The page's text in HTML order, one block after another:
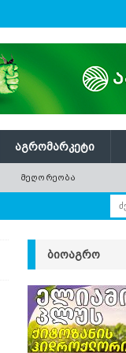
ᲐᲒᲠᲝᲛᲐᲠᲙᲔᲢᲘ
ᲛᲔᲦᲝᲠᲔᲝᲑᲐ
ᲑᲘᲝᲐᲒᲠᲝ